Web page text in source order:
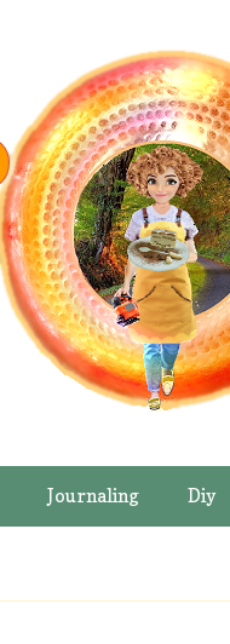
Journaling Diy